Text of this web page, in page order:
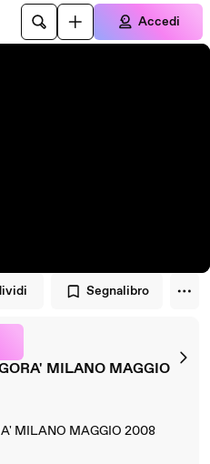
Accedi
Segnalibro
MILANO MAGGIO
MILANO MAGGIO 2008